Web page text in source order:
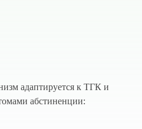
адаптируется к ТГК и
абстиненции: